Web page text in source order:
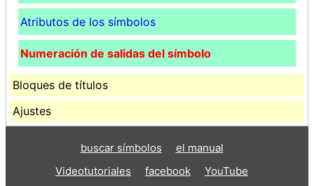
Atributos de los símbolos
Numeración de salidas del símbolo
Bloques de títulos
Ajustes
buscar símbolos
el manual
Videotutoriales
facebook
YouTube